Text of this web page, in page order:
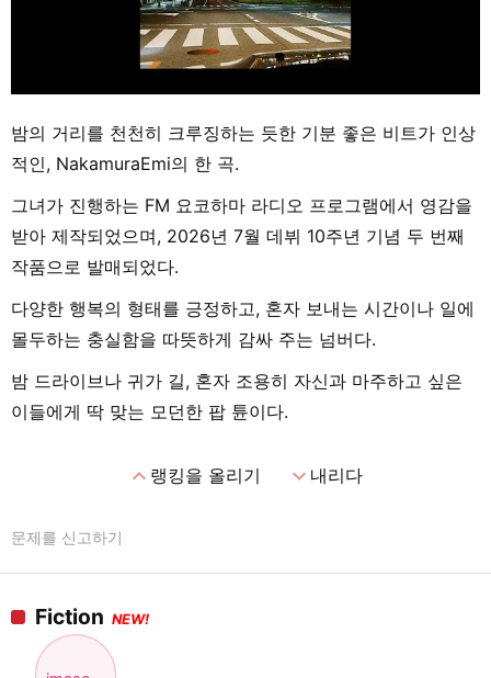
밤의 거리를 천천히 크루징하는 듯한 기분 좋은 비트가 인상
적인, NakamuraEmi의 한 곡.
그녀가 진행하는 FM 요코하마 라디오 프로그램에서 영감을
받아 제작되었으며, 2026년 7월 데뷔 10주년 기념 두 번째
작품으로 발매되었다.
다양한 행복의 형태를 긍정하고, 혼자 보내는 시간이나 일에
몰두하는 충실함을 따뜻하게 감싸 주는 넘버다.
밤 드라이브나 귀가 길, 혼자 조용히 자신과 마주하고 싶은
이들에게 딱 맞는 모던한 팝 튠이다.
expand_less랭킹을 올리기 expand_more내리다
문제를 신고하기
Fiction NEW!